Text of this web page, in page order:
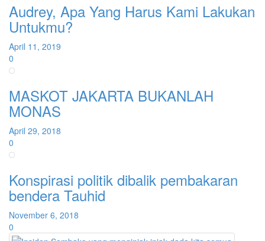
Audrey, Apa Yang Harus Kami Lakukan
Untukmu?
April 11, 2019
0
MASKOT JAKARTA BUKANLAH
MONAS
April 29, 2018
0
Konspirasi politik dibalik pembakaran
bendera Tauhid
November 6, 2018
0